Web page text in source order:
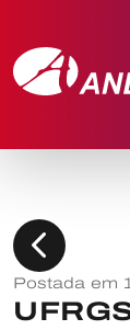
chevron_left
Postada em